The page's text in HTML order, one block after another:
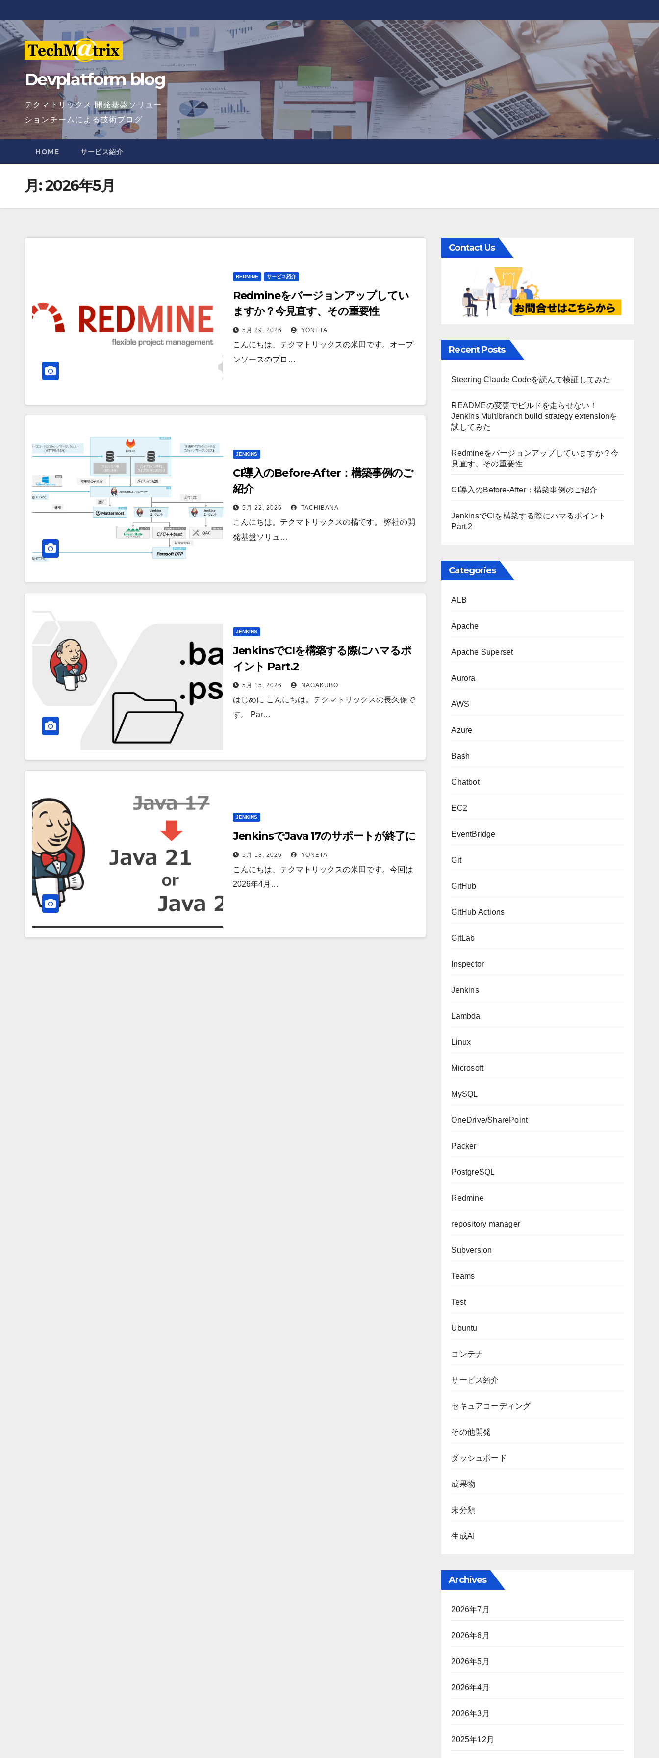
to
content
Devplatform blog
テクマトリックス 開発基盤ソリュー
ションチームによる技術ブログ
HOME サービス紹介
月:2026年5月
REDMINE サービス紹介
Redmineをバージョンアップしてい
ますか？今見直す、その重要性
5月 29, 2026 YONETA
こんにちは、テクマトリックスの米田です。オープ
ンソースのプロ…
JENKINS
CI導入のBefore-After：構築事例のご
紹介
5月 22, 2026 TACHIBANA
こんにちは。テクマトリックスの橘です。 弊社の開
発基盤ソリュ…
JENKINS
JenkinsでCIを構築する際にハマるポ
イント Part.2
5月 15, 2026 NAGAKUBO
はじめに こんにちは。テクマトリックスの長久保で
す。 Par…
JENKINS
JenkinsでJava 17のサポートが終了に
5月 13, 2026 YONETA
こんにちは、テクマトリックスの米田です。今回は
2026年4月…
Contact Us
Recent Posts
Steering Claude Codeを読んで検証してみた
READMEの変更でビルドを走らせない！
Jenkins Multibranch build strategy extensionを
試してみた
Redmineをバージョンアップしていますか？今
見直す、その重要性
CI導入のBefore-After：構築事例のご紹介
JenkinsでCIを構築する際にハマるポイント
Part.2
Categories
ALB
Apache
Apache Superset
Aurora
AWS
Azure
Bash
Chatbot
EC2
EventBridge
Git
GitHub
GitHub Actions
GitLab
Inspector
Jenkins
Lambda
Linux
Microsoft
MySQL
OneDrive/SharePoint
Packer
PostgreSQL
Redmine
repository manager
Subversion
Teams
Test
Ubuntu
コンテナ
サービス紹介
セキュアコーディング
その他開発
ダッシュボード
成果物
未分類
生成AI
Archives
2026年7月
2026年6月
2026年5月
2026年4月
2026年3月
2025年12月